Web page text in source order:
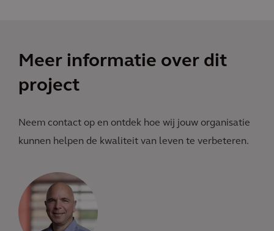
Meer informatie over dit
project
Neem contact op en ontdek hoe wij jouw organisatie
kunnen helpen de kwaliteit van leven te verbeteren.